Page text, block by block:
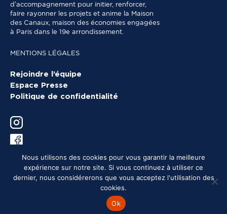
d’accompagnement pour initier, renforcer,
faire rayonner les projets et anime la Maison
des Canaux, maison des économies engagées
à Paris dans le 19e arrondissement.
MENTIONS LÉGALES
Rejoindre l’équipe
Espace Presse
Politique de confidentialité
Nous utilisons des cookies pour vous garantir la meilleure
expérience sur notre site. Si vous continuez à utiliser ce
dernier, nous considérerons que vous acceptez l'utilisation des
cookies.
Ok